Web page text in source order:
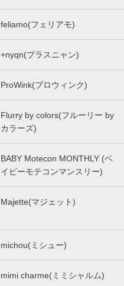
feliamo(フェリアモ)
+nyqn(プラスニャン)
ProWink(プロウィンク)
Flurry by colors(フルーリー by
カラーズ)
BABY Motecon MONTHLY (ベ
イビーモテコンマンスリー)
Majette(マジェット)
michou(ミシュー)
mimi charme(ミミシャルム)